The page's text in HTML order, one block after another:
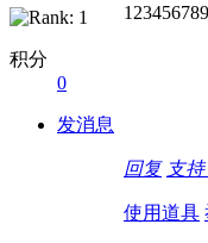
积分
0
发消息
回复 支持
使用道具